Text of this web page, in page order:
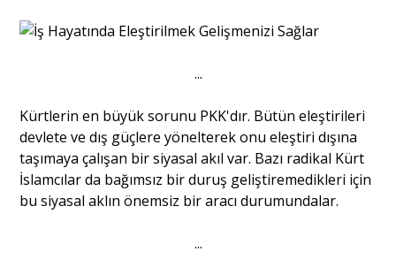
...
Kürtlerin en büyük sorunu PKK'dır. Bütün eleştirileri
devlete ve dış güçlere yönelterek onu eleştiri dışına
taşımaya çalışan bir siyasal akıl var. Bazı radikal Kürt
İslamcılar da bağımsız bir duruş geliştiremedikleri için
bu siyasal aklın önemsiz bir aracı durumundalar.
...